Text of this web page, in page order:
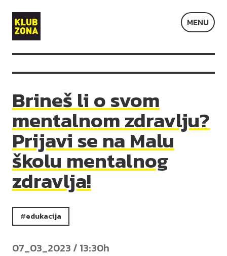
Klub
Zona
MENU
Brineš li o svom
mentalnom zdravlju?
Prijavi se na Malu
školu mentalnog
zdravlja!
edukacija
07_03_2023 / 13:30h